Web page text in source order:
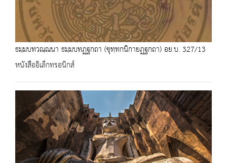
ธมฺมบทวณฺณนา ธมฺมบทฏฺฐกถา (ขุทฺทกนิกายฏฺฐกถา) อย.บ. 327/13
หนังสืออิเล็กทรอนิกส์